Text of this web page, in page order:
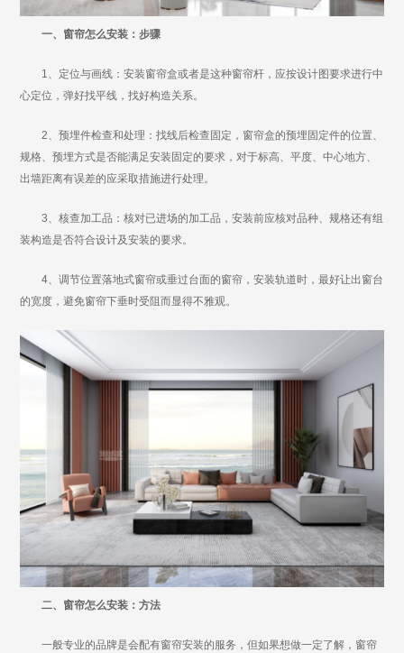
一、窗帘怎么安装：步骤
1、定位与画线：安装窗帘盒或者是这种窗帘杆，应按设计图要求进行中
心定位，弹好找平线，找好构造关系。
2、预埋件检查和处理：找线后检查固定，窗帘盒的预埋固定件的位置、
规格、预埋方式是否能满足安装固定的要求，对于标高、平度、中心地方、
出墙距离有误差的应采取措施进行处理。
3、核查加工品：核对已进场的加工品，安装前应核对品种、规格还有组
装构造是否符合设计及安装的要求。
4、调节位置落地式窗帘或垂过台面的窗帘，安装轨道时，最好让出窗台
的宽度，避免窗帘下垂时受阻而显得不雅观。
二、窗帘怎么安装：方法
一般专业的品牌是会配有窗帘安装的服务，但如果想做一定了解，窗帘